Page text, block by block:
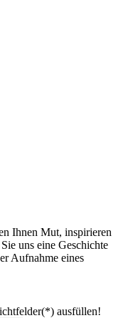
Ihnen Mut, inspirieren
uns eine Geschichte
Aufnahme eines
ausfüllen!